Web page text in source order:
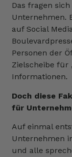
Das fragen
Unternehmen.
auf Social
Personen der
Zielscheibe für
Informationen.
Doch diese
für
Auf einmal
Unternehmen
und alle